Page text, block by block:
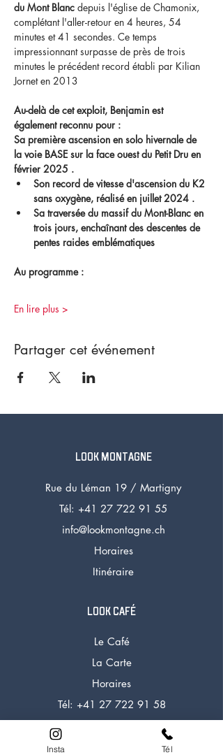
du Mont Blanc depuis l'église de Chamonix,
complétant l'aller-retour en 4 heures, 54
minutes et 41 secondes. Ce temps
impressionnant surpasse de près de trois
minutes le précédent record établi par Kilian
Jornet en 2013
Au-delà de cet exploit, Benjamin est
également reconnu pour :
Sa première ascension en solo hivernale de
la voie BASE sur la face ouest du Petit Dru en
février 2025 .
Son record de vitesse d'ascension du K2
sans oxygène, réalisé en juillet 2024 .
Sa traversée du massif du Mont-Blanc en
trois jours, enchaînant des descentes de
pentes raides emblématiques
Au programme :
En lire plus >
Partager cet événement
LOOK MONTAGNE
Rue du Léman 19 / Martigny
Tél: +41 27 722 91 55
info@lookmontagne.ch
Horaires
Itinéraire
LOOK CAFÉ
Le Café
La Carte
Horaires
Tél: +41 27 722 91 58
Insta Tél